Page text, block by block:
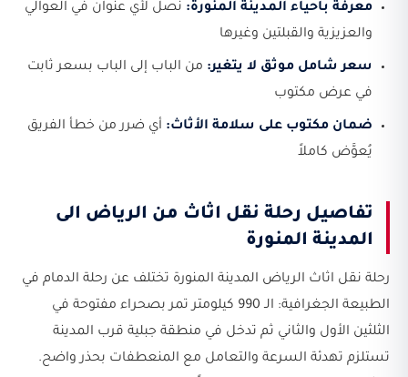
معرفة بأحياء المدينة المنورة: نصل لأي عنوان في العوالي
والعزيزية والقبلتين وغيرها
سعر شامل موثق لا يتغير: من الباب إلى الباب بسعر ثابت
في عرض مكتوب
ضمان مكتوب على سلامة الأثاث: أي ضرر من خطأ الفريق
يُعوَّض كاملاً
تفاصيل رحلة نقل اثاث من الرياض الى
المدينة المنورة
رحلة نقل اثاث الرياض المدينة المنورة تختلف عن رحلة الدمام في
الطبيعة الجغرافية: الـ 990 كيلومتر تمر بصحراء مفتوحة في
الثلثين الأول والثاني ثم تدخل في منطقة جبلية قرب المدينة
تستلزم تهدئة السرعة والتعامل مع المنعطفات بحذر واضح.